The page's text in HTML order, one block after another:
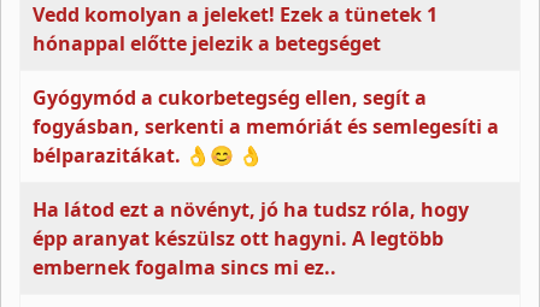
Vedd komolyan a jeleket! Ezek a tünetek 1
hónappal előtte jelezik a betegséget
Gyógymód a cukorbetegség ellen, segít a
fogyásban, serkenti a memóriát és semlegesíti a
bélparazitákat. 👌😊 👌
Ha látod ezt a növényt, jó ha tudsz róla, hogy
épp aranyat készülsz ott hagyni. A legtöbb
embernek fogalma sincs mi ez..